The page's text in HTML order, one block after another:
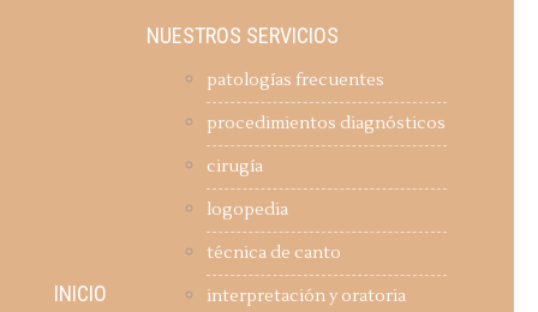
INICIO
NUESTROS SERVICIOS
patologías frecuentes
procedimientos diagnósticos
cirugía
logopedia
técnica de canto
interpretación y oratoria